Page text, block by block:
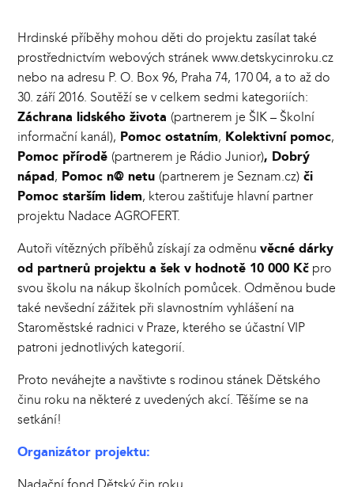
Hrdinské příběhy mohou děti do projektu zasílat také
prostřednictvím webových stránekwww.detskycinroku.cz
nebo na adresu P. O. Box 96, Praha 74, 170 04, a to až do
30. září 2016. Soutěží se v celkem sedmi kategoriích:
Záchrana lidského života (partnerem je ŠIK – Školní
informační kanál), Pomoc ostatním, Kolektivní pomoc,
Pomoc přírodě (partnerem je Rádio Junior), Dobrý
nápad, Pomoc n@ netu (partnerem je Seznam.cz) či
Pomoc starším lidem, kterou zaštiťuje hlavní partner
projektu Nadace AGROFERT.
Autoři vítězných příběhů získají za odměnuvěcné dárky
od partnerů projektu a šek v hodnotě 10 000 Kč pro
svou školu na nákup školních pomůcek. Odměnou bude
také nevšední zážitek při slavnostním vyhlášení na
Staroměstské radnici v Praze, kterého se účastní VIP
patroni jednotlivých kategorií.
Proto neváhejte a navštivte s rodinou stánek Dětského
činu roku na některé z uvedených akcí. Těšíme se na
setkání!
Organizátor projektu: